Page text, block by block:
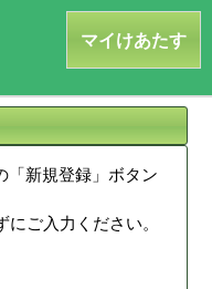
マイけあたす
「新規登録」ボタン
ご入力ください。